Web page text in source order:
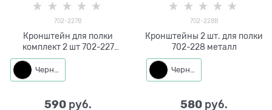
702-227B
Кронштейн для полки
комплект 2 шт 702-227
металл
Черный
590 руб.
702-228B
Кронштейны 2 шт. для полки
702-228 металл
Черный
580 руб.